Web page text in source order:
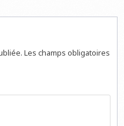
Les champs obligatoires